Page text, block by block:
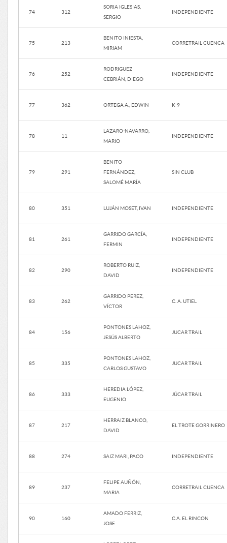
74 312
SORIA IGLESIAS,
SERGIO
INDEPENDIENTE
75 213
BENITO INIESTA,
MIRIAM
CORRETRAIL CUENCA
76 252
RODRIGUEZ
CEBRIÁN, DIEGO
INDEPENDIENTE
77 362 ORTEGA A., EDWIN K-9
78 11
LAZARO-NAVARRO,
MARIO
INDEPENDIENTE
79 291
BENITO
FERNÁNDEZ,
SALOMÉ MARÍA
SIN CLUB
80 351 LUJÁN MOSET, IVAN INDEPENDIENTE
81 261
GARRIDO GARCÍA,
FERMIN
INDEPENDIENTE
82 290
ROBERTO RUIZ,
DAVID
INDEPENDIENTE
83 262
GARRIDO PEREZ,
VÍCTOR
C. A. UTIEL
84 156
PONTONES LAHOZ,
JESÚS ALBERTO
JUCAR TRAIL
85 335
PONTONES LAHOZ,
CARLOS GUSTAVO
JUCAR TRAIL
86 333
HEREDIA LÓPEZ,
EUGENIO
JÚCAR TRAIL
87 217
HERRAIZ BLANCO,
DAVID
EL TROTE GORRINERO
88 274 SAIZ MARI, PACO INDEPENDIENTE
89 237
FELIPE AUÑÓN,
MARIA
CORRETRAIL CUENCA
90 160
AMADO FERRIZ,
JOSE
C.A. EL RINCON